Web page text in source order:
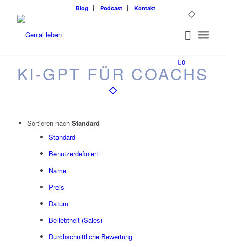
Blog Podcast Kontakt
0
KI-GPT FÜR COACHS
Sortieren nach Standard
Standard
Benutzerdefiniert
Name
Preis
Datum
Beliebtheit (Sales)
Durchschnittliche Bewertung